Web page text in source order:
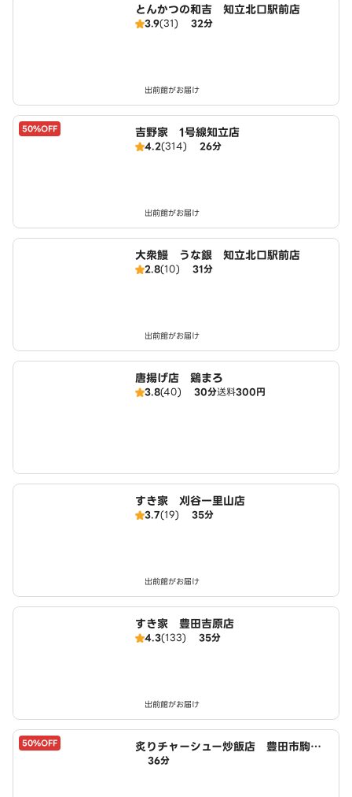
とんかつの和吉 知立北口駅前店
3.9(31) 32分
出前館がお届け
50%OFF 吉野家 1号線知立店
4.2(314) 26分
出前館がお届け
大衆鰻 うな銀 知立北口駅前店
2.8(10) 31分
出前館がお届け
唐揚げ店 鷄まろ
3.8(40) 30分送料300円
すき家 刈谷一里山店
3.7(19) 35分
出前館がお届け
すき家 豊田吉原店
4.3(133) 35分
出前館がお届け
50%OFF
炙りチャーシュー炒飯店 豊田市駒新
町店 powered by LAWSON
36分